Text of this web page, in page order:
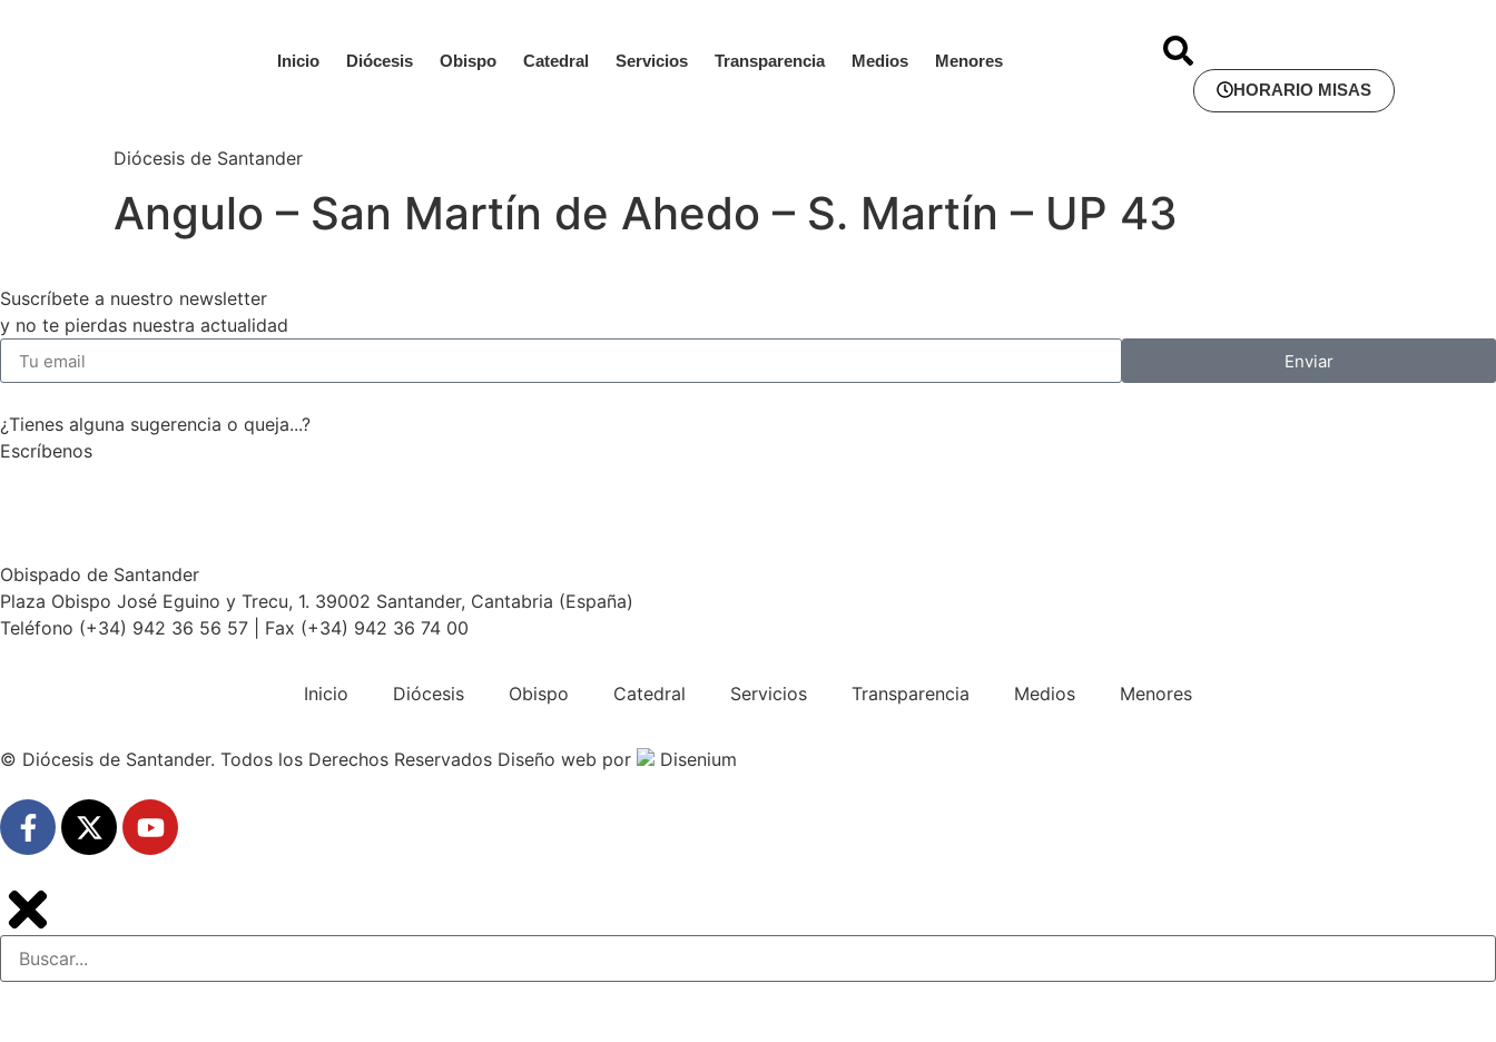
Inicio Diócesis Obispo Catedral Servicios Transparencia Medios
Menores
HORARIO MISAS
Diócesis de Santander
Angulo – San Martín de Ahedo – S. Martín – UP 43
Suscríbete a nuestro newsletter
y no te pierdas nuestra actualidad
Enviar
¿Tienes alguna sugerencia o queja...?
Escríbenos
Obispado de Santander
Plaza Obispo José Eguino y Trecu, 1. 39002 Santander, Cantabria (España)
Teléfono (+34) 942 36 56 57 | Fax (+34) 942 36 74 00
Inicio Diócesis Obispo Catedral Servicios Transparencia Medios Menores
© Diócesis de Santander. Todos los Derechos Reservados Diseño web por Disenium